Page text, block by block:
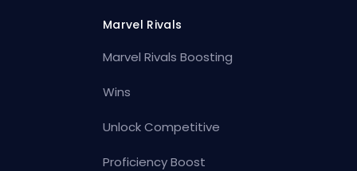
Marvel Rivals
Marvel Rivals Boosting
Wins
Unlock Competitive
Proficiency Boost